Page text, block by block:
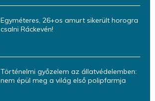
Egyméteres, 26+os amurt sikerült horogra
csalni Ráckevén!
Történelmi győzelem az állatvédelemben:
nem épül meg a világ első polipfarmja